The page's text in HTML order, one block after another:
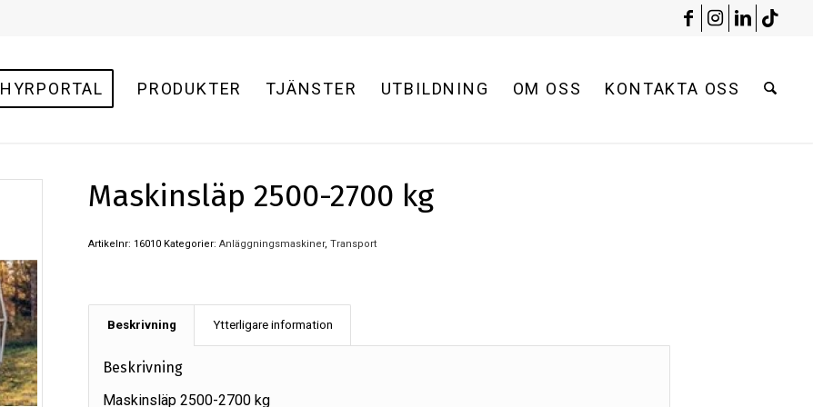
HYRPORTAL PRODUKTER TJÄNSTER UTBILDNING OM OSS KONTAKTA OSS
Maskinsläp 2500-2700 kg
Artikelnr: 16010 Kategorier: Anläggningsmaskiner, Transport
Beskrivning Ytterligare information
Beskrivning
Maskinsläp 2500-2700 kg